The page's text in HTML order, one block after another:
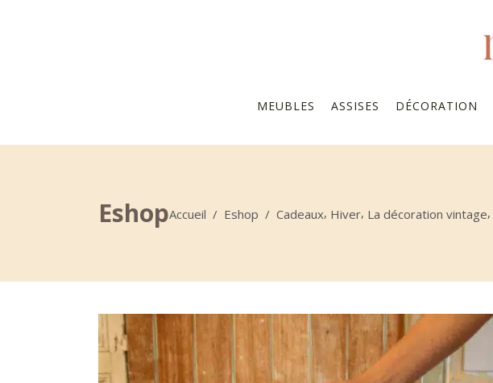
MEUBLES ASSISES DÉCORATION
EshopAccueil / Eshop / Cadeaux, Hiver, La décoration vintage,